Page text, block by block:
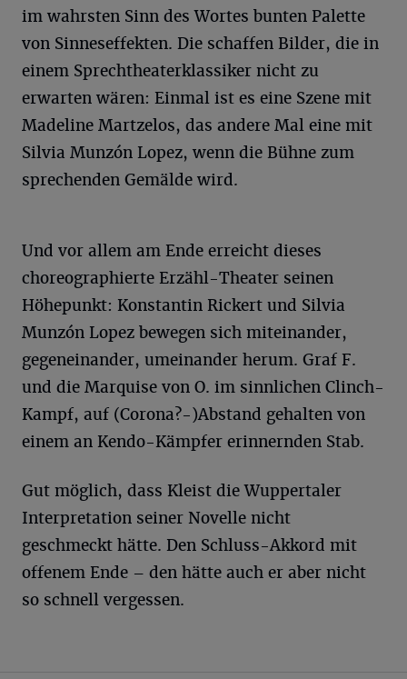
im wahrsten Sinn des Wortes bunten Palette
von Sinneseffekten. Die schaffen Bilder, die in
einem Sprechtheaterklassiker nicht zu
erwarten wären: Einmal ist es eine Szene mit
Madeline Martzelos, das andere Mal eine mit
Silvia Munzón Lopez, wenn die Bühne zum
sprechenden Gemälde wird.
Und vor allem am Ende erreicht dieses
choreographierte Erzähl-Theater seinen
Höhepunkt: Konstantin Rickert und Silvia
Munzón Lopez bewegen sich miteinander,
gegeneinander, umeinander herum. Graf F.
und die Marquise von O. im sinnlichen Clinch-
Kampf, auf (Corona?-)Abstand gehalten von
einem an Kendo-Kämpfer erinnernden Stab.
Gut möglich, dass Kleist die Wuppertaler
Interpretation seiner Novelle nicht
geschmeckt hätte. Den Schluss-Akkord mit
offenem Ende – den hätte auch er aber nicht
so schnell vergessen.